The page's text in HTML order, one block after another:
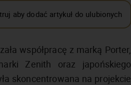
aby dodać artykuł do ulubionych
współpracę z marką Porter,
Zenith oraz japońskiego
skoncentrowana na projekcie